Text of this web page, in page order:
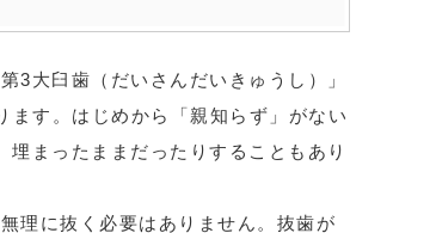
3大臼歯（だいさんだいきゅうし）」
ます。はじめから「親知らず」がない
まったままだったりすることもあり
理に抜く必要はありません。抜歯が